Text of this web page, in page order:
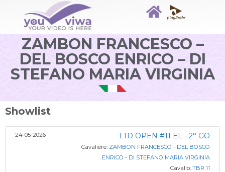
ZAMBON FRANCESCO –
DEL BOSCO ENRICO – DI
STEFANO MARIA VIRGINIA
Showlist
24-05-2026 LTD OPEN #11 EL - 2° GO
Cavaliere: ZAMBON FRANCESCO - DEL BOSCO
ENRICO - DI STEFANO MARIA VIRGINIA
Cavallo: TBR 11